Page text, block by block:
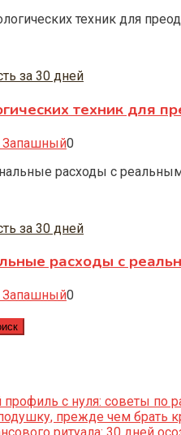
за 30 дней
техник для
Запашный0
за 30 дней
расходы с
Запашный0
профиль с нуля: советы
прежде чем брать